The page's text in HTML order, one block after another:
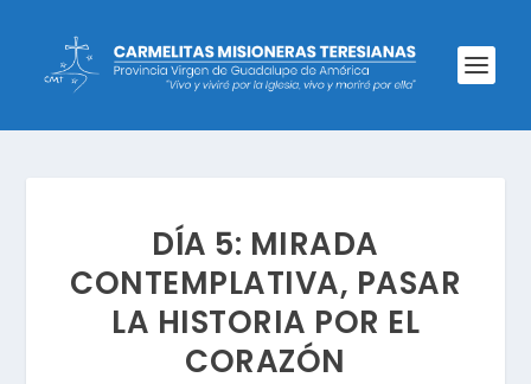
DÍA 5: MIRADA
CONTEMPLATIVA, PASAR
LA HISTORIA POR EL
CORAZÓN